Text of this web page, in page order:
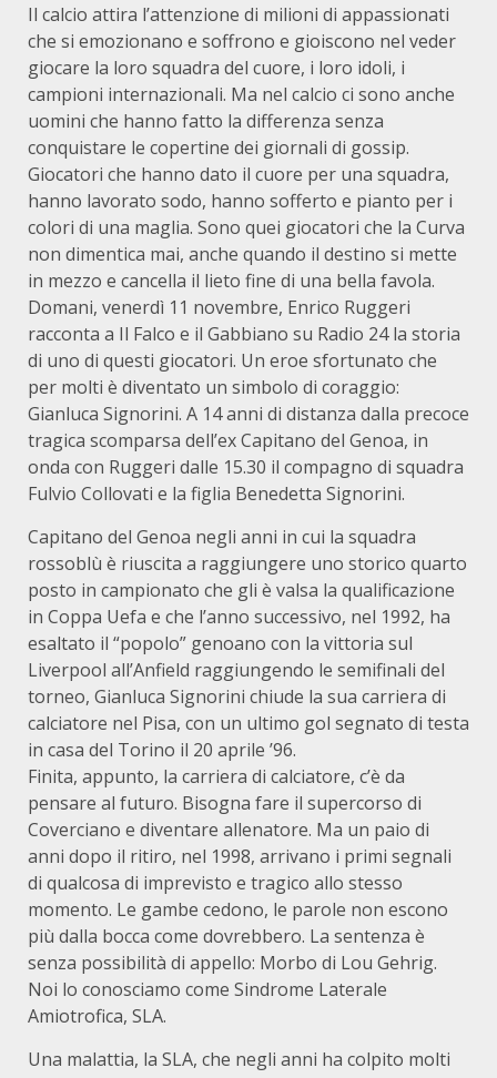
Il calcio attira l’attenzione di milioni di appassionati
che si emozionano e soffrono e gioiscono nel veder
giocare la loro squadra del cuore, i loro idoli, i
campioni internazionali. Ma nel calcio ci sono anche
uomini che hanno fatto la differenza senza
conquistare le copertine dei giornali di gossip.
Giocatori che hanno dato il cuore per una squadra,
hanno lavorato sodo, hanno sofferto e pianto per i
colori di una maglia. Sono quei giocatori che la Curva
non dimentica mai, anche quando il destino si mette
in mezzo e cancella il lieto fine di una bella favola.
Domani, venerdì 11 novembre, Enrico Ruggeri
racconta a Il Falco e il Gabbiano su Radio 24 la storia
di uno di questi giocatori. Un eroe sfortunato che
per molti è diventato un simbolo di coraggio:
Gianluca Signorini. A 14 anni di distanza dalla precoce
tragica scomparsa dell’ex Capitano del Genoa, in
onda con Ruggeri dalle 15.30 il compagno di squadra
Fulvio Collovati e la figlia Benedetta Signorini.
Capitano del Genoa negli anni in cui la squadra
rossoblù è riuscita a raggiungere uno storico quarto
posto in campionato che gli è valsa la qualificazione
in Coppa Uefa e che l’anno successivo, nel 1992, ha
esaltato il “popolo” genoano con la vittoria sul
Liverpool all’Anfield raggiungendo le semifinali del
torneo, Gianluca Signorini chiude la sua carriera di
calciatore nel Pisa, con un ultimo gol segnato di testa
in casa del Torino il 20 aprile ’96.
Finita, appunto, la carriera di calciatore, c’è da
pensare al futuro. Bisogna fare il supercorso di
Coverciano e diventare allenatore. Ma un paio di
anni dopo il ritiro, nel 1998, arrivano i primi segnali
di qualcosa di imprevisto e tragico allo stesso
momento. Le gambe cedono, le parole non escono
più dalla bocca come dovrebbero. La sentenza è
senza possibilità di appello: Morbo di Lou Gehrig.
Noi lo conosciamo come Sindrome Laterale
Amiotrofica, SLA.
Una malattia, la SLA, che negli anni ha colpito molti